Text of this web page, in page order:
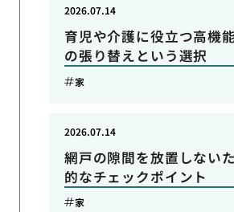
育児や介護に役立つ高機
の張り替えという選択
2026.07.14
家
網戸の隙間を放置しない
的なチェックポイント
2026.07.14
家